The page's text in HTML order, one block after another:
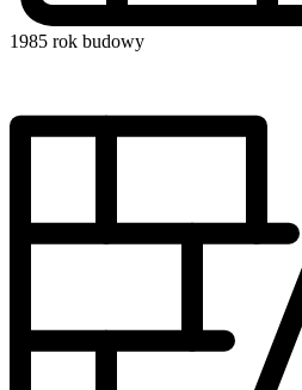
1985 rok budowy